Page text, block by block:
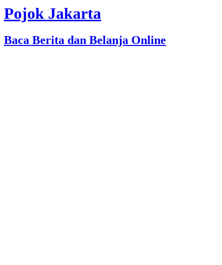
Pojok Jakarta
Baca Berita dan Belanja Online